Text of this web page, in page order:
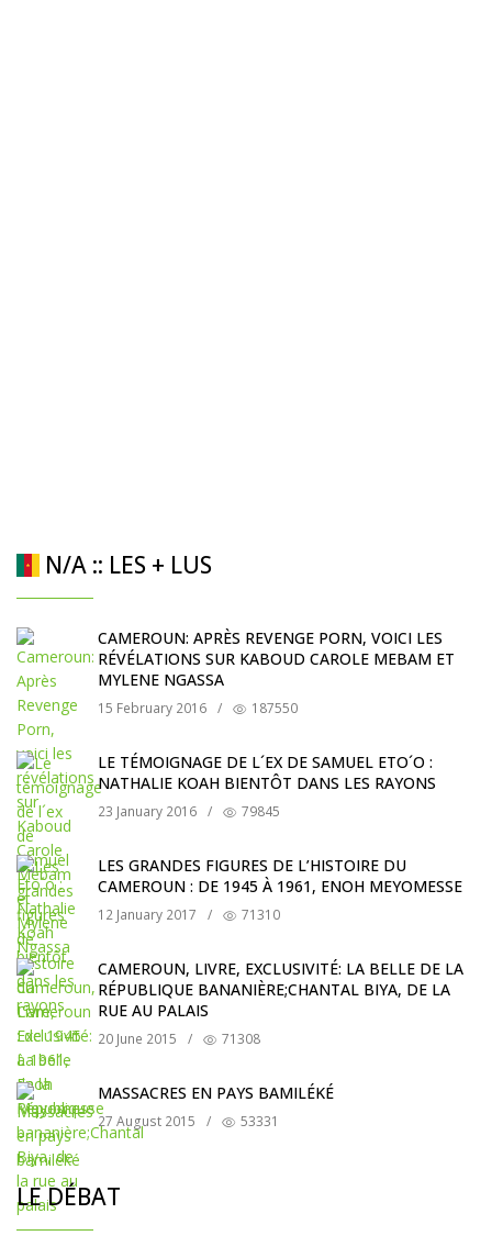
N/A :: LES + LUS
CAMEROUN: APRÈS REVENGE PORN, VOICI LES
RÉVÉLATIONS SUR KABOUD CAROLE MEBAM ET
MYLENE NGASSA
15 February 2016 / 187550
LE TÉMOIGNAGE DE L´EX DE SAMUEL ETO´O :
NATHALIE KOAH BIENTÔT DANS LES RAYONS
23 January 2016 / 79845
LES GRANDES FIGURES DE L’HISTOIRE DU
CAMEROUN : DE 1945 À 1961, ENOH MEYOMESSE
12 January 2017 / 71310
CAMEROUN, LIVRE, EXCLUSIVITÉ: LA BELLE DE LA
RÉPUBLIQUE BANANIÈRE;CHANTAL BIYA, DE LA
RUE AU PALAIS
20 June 2015 / 71308
MASSACRES EN PAYS BAMILÉKÉ
27 August 2015 / 53331
LE DÉBAT